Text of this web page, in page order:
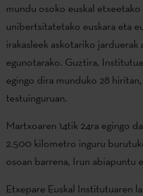
mundu osoko euskal
unibertsitatetako euskara eta
irakasleek askotariko
egunotarako. Guztira,
egingo dira munduko 28
testuinguruan.
Martxoaren 14tik 24ra egingo
2.500 kilometro inguru
osoan barrena, Irun abiapuntu
Etxepare Euskal Institutuaren